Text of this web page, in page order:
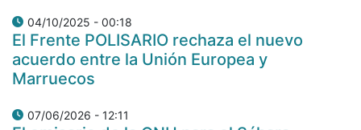
04/10/2025 - 00:18
El Frente POLISARIO rechaza el nuevo
acuerdo entre la Unión Europea y
Marruecos
07/06/2026 - 12:11